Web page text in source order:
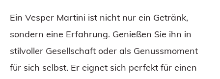
Ein Vesper Martini ist nicht nur ein Getränk,
sondern eine Erfahrung. Genießen Sie ihn in
stilvoller Gesellschaft oder als Genussmoment
für sich selbst. Er eignet sich perfekt für einen